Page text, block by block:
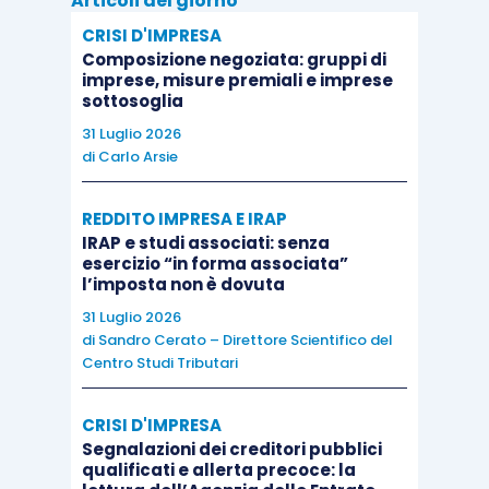
Tabella n. 2 – le soglie post D. Lgs. 125/2024
dimensionali
imprese
Totale
dell’attivo
dello Stato
220.000
euro
≤ 5,5 milioni di euro
Ricavi delle
vendite e
≤
CRISI D'IMPRESA
Composizione negoziata: gruppi di
imprese, misure premiali e imprese
sottosoglia
31 Luglio 2026
di Carlo Arsie
REDDITO IMPRESA E IRAP
IRAP e studi associati: senza
esercizio “in forma associata”
l’imposta non è dovuta
31 Luglio 2026
di Sandro Cerato – Direttore Scientifico del
Centro Studi Tributari
CRISI D'IMPRESA
Segnalazioni dei creditori pubblici
qualificati e allerta precoce: la